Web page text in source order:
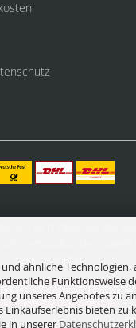
ähnliche Technologien,
Funktionsweise
unseres Angebotes zu
Einkaufserlebnis bieten zu
in unserer
gekennzeichnet.
Vertrag widerrufen